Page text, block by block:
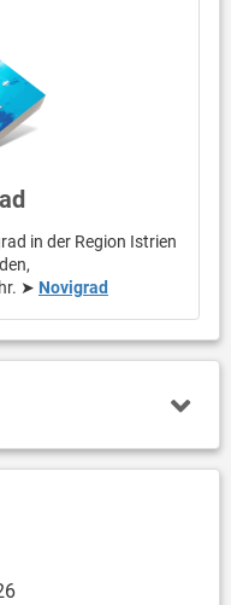
in der Region Istrien
➤ Novigrad